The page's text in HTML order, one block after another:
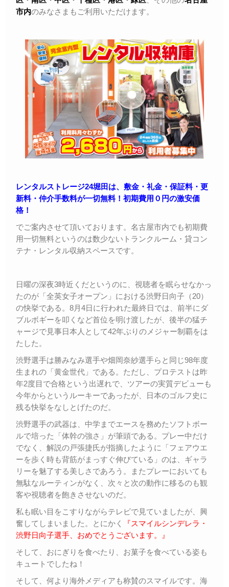
市内のみなさまもご利用いただけます。
レンタルストレージ24堀田は、敷金・礼金・保証料・更
新料・仲介手数料が一切無料！初期費用０円の激安価
格！
でご案内させて頂いております。名古屋市内でも初期費
用一切無料というのは数少ないトランクルーム・貸コン
テナ・レンタル収納スペースです。
日曜の深夜3時近くだというのに、視聴者を眠らせなかっ
たのが「全英女子オープン」における渋野日向子（20）
の快挙である。8月4日に行われた最終日では、前半にダ
ブルボギーを叩くなど首位を明け渡したが、後半の猛チ
ャージで見事日本人として42年ぶりのメジャー制覇をは
たした。
渋野選手は勝みなみ選手や畑岡奈紗選手らと同じ98年度
生まれの「黄金世代」である。ただし、プロテストは昨
年2度目で合格という出遅れで、ツアーの実質デビューも
今年からというルーキーであったが、日本のゴルフ史に
残る快挙をなしとげたのだ。
渋野選手の武器は、中学までエースを務めたソフトボー
ルで培った「体幹の強さ」が筆頭である。プレー中だけ
でなく、解説の戸張捷氏が指摘したように「フェアウエ
ーを歩く時も背筋がまっすぐ伸びている」のは、ギャラ
リーを魅了する美しさであろう。またプレーにおいても
無駄なルーティンがなく、次々と次の動作に移るのも観
客や視聴者を飽きさせないのだ。
私も眠い目をこすりながらテレビで見ていましたが、興
奮してしまいました。とにかく
『スマイルシンデレラ・
渋野日向子選手、おめでとうございます。』
そして、おにぎりを食べたり、お菓子を食べている姿も
キュートでしたね！
そして、何より海外メディアも称賛のスマイルです。海